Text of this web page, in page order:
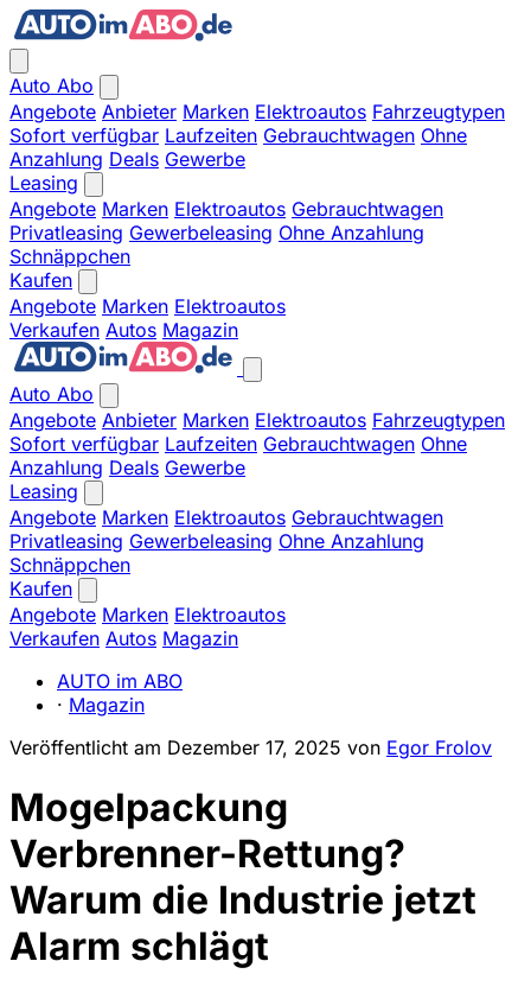
Auto Abo
Angebote Anbieter Marken Elektroautos Fahrzeugtypen
Sofort verfügbar Laufzeiten Gebrauchtwagen Ohne
Anzahlung Deals Gewerbe
Leasing
Angebote Marken Elektroautos Gebrauchtwagen
Privatleasing Gewerbeleasing Ohne Anzahlung
Schnäppchen
Kaufen
Angebote Marken Elektroautos
Verkaufen Autos Magazin
Auto Abo
Angebote Anbieter Marken Elektroautos Fahrzeugtypen
Sofort verfügbar Laufzeiten Gebrauchtwagen Ohne
Anzahlung Deals Gewerbe
Leasing
Angebote Marken Elektroautos Gebrauchtwagen
Privatleasing Gewerbeleasing Ohne Anzahlung
Schnäppchen
Kaufen
Angebote Marken Elektroautos
Verkaufen Autos Magazin
AUTO im ABO
· Magazin
Veröffentlicht am Dezember 17, 2025 von Egor Frolov
Mogelpackung
Verbrenner-Rettung?
Warum die Industrie jetzt
Alarm schlägt